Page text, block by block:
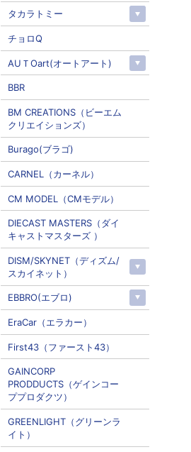
タカラトミー
チョロQ
AUＴOart(オートアート)
BBR
BM CREATIONS（ビーエム
クリエイションズ）
Burago(ブラゴ)
CARNEL（カーネル）
CM MODEL（CMモデル）
DIECAST MASTERS（ダイ
キャストマスターズ ）
DISM/SKYNET（ディズム/
スカイネット）
EBBRO(エブロ)
EraCar（エラカー）
First43（ファースト43）
GAINCORP
PRODDUCTS（ゲインコー
ププロダクツ）
GREENLIGHT（グリーンラ
イト）